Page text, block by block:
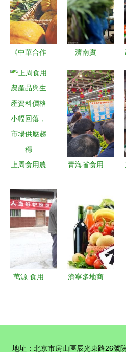
《中華合作
下的食用農
產品批發
連接田間與
餐桌的關鍵
濟南實
制”管理，
守護韭菜安
全從源頭抓
起
上周食用農
資料價格小
幅回落，市
場供應趨穩
青海省食用
推行，累計
開具合格證
超65萬張保
障批發市場
食品安全
萬源 食用
濟寧多地商
地址：北京市房山區辰光東路26號